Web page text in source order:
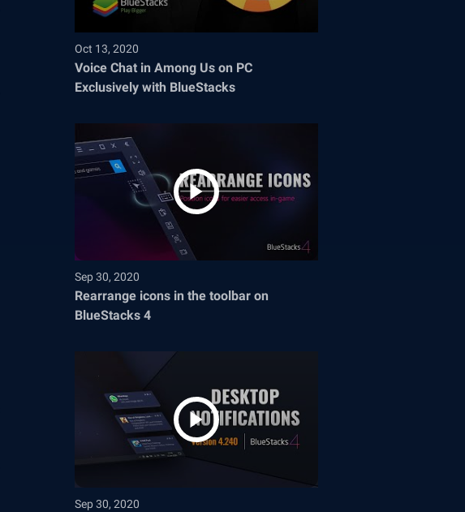
Oct 13, 2020
Voice Chat in Among Us on PC
Exclusively with BlueStacks
Sep 30, 2020
Rearrange icons in the toolbar on
BlueStacks 4
Sep 30, 2020